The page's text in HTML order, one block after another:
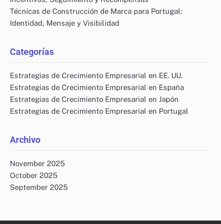
Técnicas de Construcción de Marca para Portugal:
Identidad, Mensaje y Visibilidad
Categorías
Estrategias de Crecimiento Empresarial en EE. UU.
Estrategias de Crecimiento Empresarial en España
Estrategias de Crecimiento Empresarial en Japón
Estrategias de Crecimiento Empresarial en Portugal
Archivo
November 2025
October 2025
September 2025